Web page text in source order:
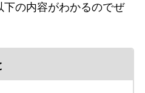
の内容がわかるのでぜ